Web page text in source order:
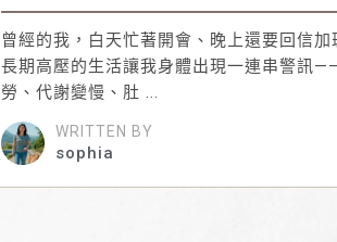
曾經的我，白天忙著開會、晚上還要回信加
長期高壓的生活讓我身體出現一連串警訊
勞、代謝變慢、肚 ...
WRITTEN BY
sophia